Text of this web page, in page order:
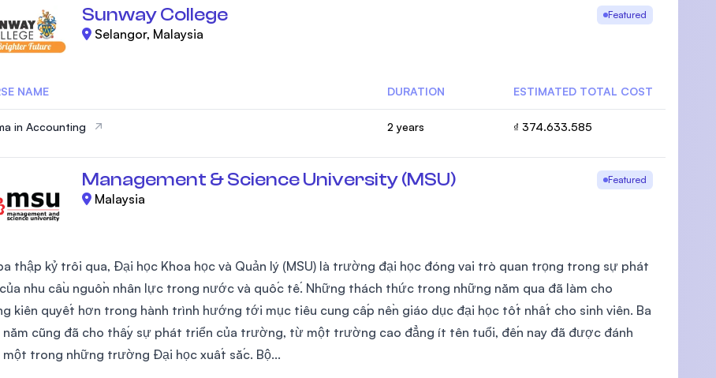
Sunway College Featured
Selangor, Malaysia
NAME DURATION ESTIMATED TOTAL COST
in Accounting 2 years ₫ 374.633.585
Management & Science University (MSU) Featured
Malaysia
thập kỷ trôi qua, Đại học Khoa học và Quản lý (MSU) là trường đại học đóng vai trò quan trọng trong sự phát
nhu cầu nguồn nhân lực trong nước và quốc tế. Những thách thức trong những năm qua đã làm cho
kiên quyết hơn trong hành trình hướng tới mục tiêu cung cấp nền giáo dục đại học tốt nhất cho sinh viên. Ba
cũng đã cho thấy sự phát triển của trường, từ một trường cao đẳng ít tên tuổi, đến nay đã được đánh
một trong những trường Đại học xuất sắc. Bộ...